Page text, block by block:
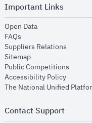
Important Links
Open Dataopens in new
FAQs
Suppliers Relations
Sitemapopens in new
Public Competitions
Accessibility Policyopens
The National Unified
Contact Support